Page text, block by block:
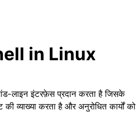
in Linux
लाइन इंटरफ़ेस प्रदान करता है जिसके
व्याख्या करता है और अनुरोधित कार्यों को